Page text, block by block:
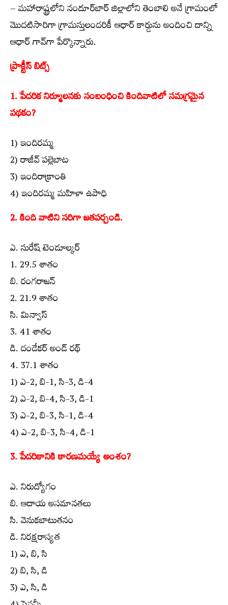
– మహారాష్ట్రలోని నందూర్‌బార్ జిల్లాలోని తెంబాలి అనే గ్రామంలో
మొదటిసారిగా గ్రామస్తులందరికీ ఆధార్ కార్డును అందించి దాన్ని
ఆధార్ గావ్‌గా పేర్కొన్నారు.
ప్రాక్టీస్ బిట్స్
1. పేదరిక నిర్మూలనకు సంబంధించి కిందివాటిలో సమగ్రమైన
పథకం?
1) ఇందిరమ్మ
2) రాజీవ్ పల్లెబాట
3) ఇందిరాక్రాంతి
4) ఇందిరమ్మ మహిళా ఉపాధి
2. కింది వాటిని సరిగా జతపర్చండి.
ఎ. సురేష్ టెండూల్కర్
1. 29.5 శాతం
బి. రంగరాజన్
2. 21.9 శాతం
సి. మిన్వాస్
3. 41 శాతం
డి. దండేకర్ అండ్ రథ్
4. 37.1 శాతం
1) ఎ-2, బి-1, సి-3, డి-4
2) ఎ-2, బి-4, సి-3, డి-1
3) ఎ-2, బి-3, సి-1, డి-4
4) ఎ-2, బి-3, సి-4, డి-1
3. పేదరికానికి కారణమయ్యే అంశం?
ఎ. నిరుద్యోగం
బి. ఆదాయ అసమానతలు
సి. వెనుకబాటుతనం
డి. నిరక్షరాస్యత
1) ఎ, బి, సి
2) బి, సి, డి
3) ఎ, సి, డి